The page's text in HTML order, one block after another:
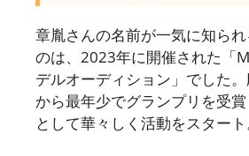
章胤さんの名前が一気に知ら
のは、2023年に開催された「
デルオーディション」でした
から最年少でグランプリを受
として華々しく活動をスタート